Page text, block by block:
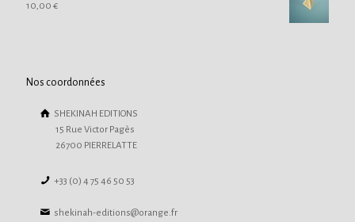
10,00 €
Nos coordonnées
SHEKINAH EDITIONS
15 Rue Victor Pagès
26700 PIERRELATTE
+33 (0) 4 75 46 50 53
shekinah-editions@orange.fr